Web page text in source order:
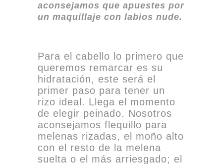
aconsejamos que apuestes por
un maquillaje con labios nude.
Para el cabello lo primero que
queremos remarcar es su
hidratación, este será el
primer paso para tener un
rizo ideal. Llega el momento
de elegir peinado. Nosotros
aconsejamos flequillo para
melenas rizadas, el moño alto
con el resto de la melena
suelta o el más arriesgado; el